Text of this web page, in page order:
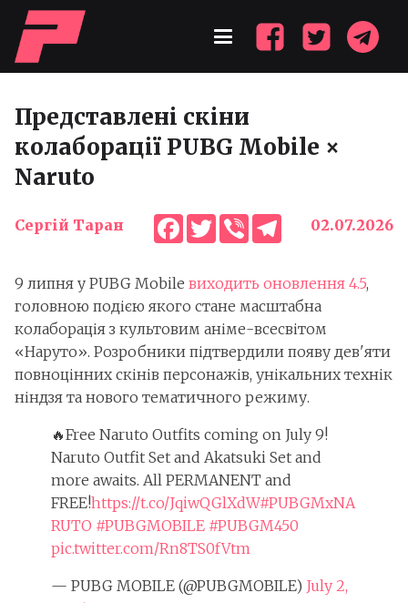
Представлені скіни
колаборації PUBG Mobile ×
Naruto
Сергій Таран Facebook
Twitter
ViberTelegram
02.07.2026
9 липня у PUBG Mobile виходить оновлення 4.5,
головною подією якого стане масштабна
колаборація з культовим аніме-всесвітом
«Наруто». Розробники підтвердили появу дев'яти
повноцінних скінів персонажів, унікальних технік
ніндзя та нового тематичного режиму.
🔥Free Naruto Outfits coming on July 9!
Naruto Outfit Set and Akatsuki Set and
more awaits. All PERMANENT and
FREE!https://t.co/JqiwQGlXdW#PUBGMxNA
RUTO #PUBGMOBILE #PUBGM450
pic.twitter.com/Rn8TS0fVtm
— PUBG MOBILE (@PUBGMOBILE) July 2,